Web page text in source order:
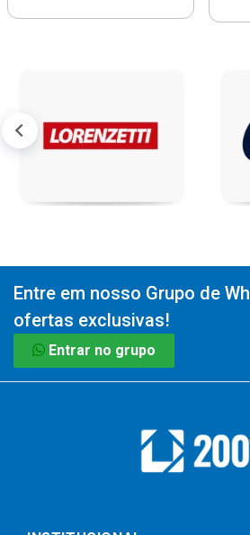
Entre em nosso Grupo de
ofertas exclusivas!
Entrar no grupo